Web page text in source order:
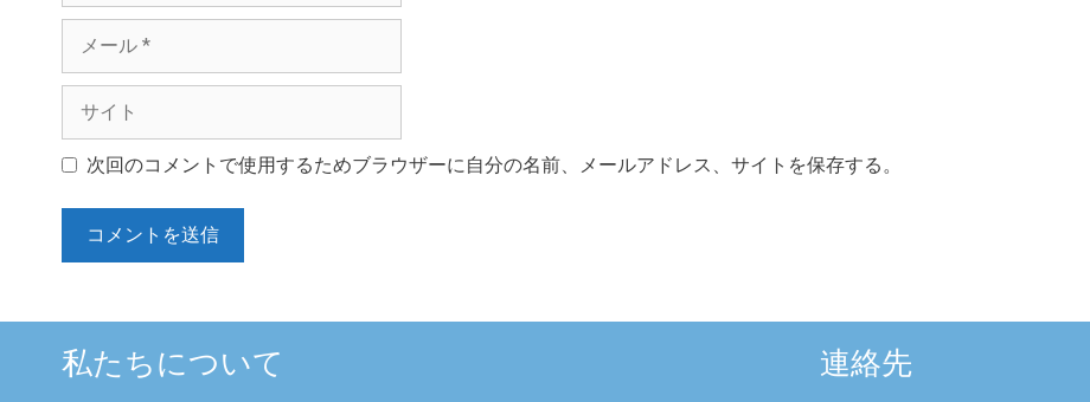
ル
ト 次回のコメントで使用するためブラウザーに自分の名前、メールアドレス、サイトを保存する。
私たちについて 連絡先